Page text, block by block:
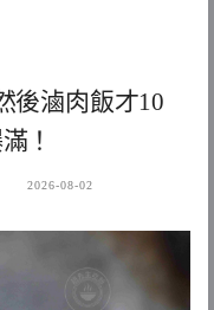
後滷肉飯才10
！
2026-08-02